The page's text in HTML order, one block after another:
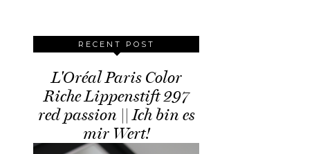
RECENT POST
L'Oréal Paris Color
Riche Lippenstift 297
red passion || Ich bin es
mir Wert!